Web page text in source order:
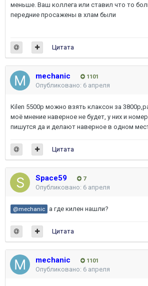
меньше. Ваш коллега или ставил что то
передние просажены в хлам были
Цитата
mechanic 1101
Опубликовано: 6 апреля
Кilen 5500р можно взять клаксон за
моё мнение наверное не будет, у них и
пишутся да и делают наверное в одном
Цитата
Space59 7
Опубликовано: 6 апреля
@mechanic а где килен нашли?
Цитата
mechanic 1101
Опубликовано: 6 апреля